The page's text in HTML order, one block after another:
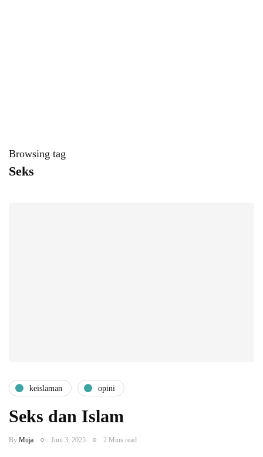
Browsing tag
Seks
keislaman opini
Seks dan Islam
By Muja Juni 3, 2025 2 Mins read